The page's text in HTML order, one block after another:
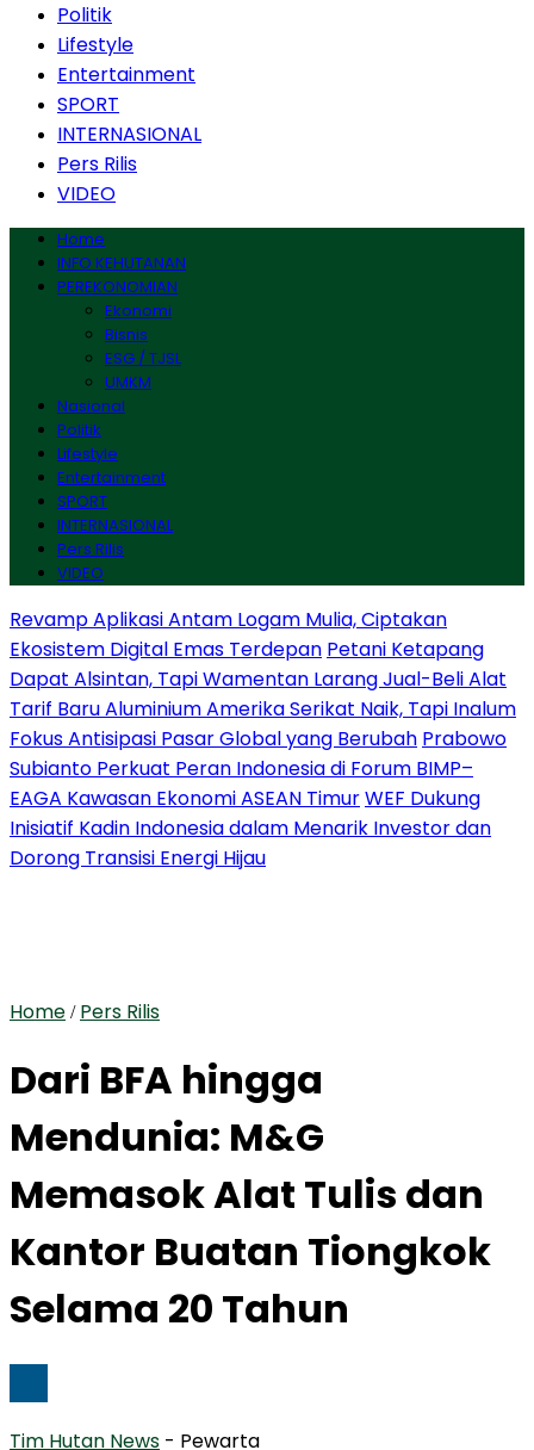
Politik
Lifestyle
Entertainment
SPORT
INTERNASIONAL
Pers Rilis
VIDEO
Home
INFO KEHUTANAN
PEREKONOMIAN
Ekonomi
Bisnis
ESG / TJSL
UMKM
Nasional
Politik
Lifestyle
Entertainment
SPORT
INTERNASIONAL
Pers Rilis
VIDEO
Revamp Aplikasi Antam Logam Mulia, Ciptakan
Ekosistem Digital Emas Terdepan Petani Ketapang
Dapat Alsintan, Tapi Wamentan Larang Jual-Beli Alat
Tarif Baru Aluminium Amerika Serikat Naik, Tapi Inalum
Fokus Antisipasi Pasar Global yang Berubah Prabowo
Subianto Perkuat Peran Indonesia di Forum BIMP–
EAGA Kawasan Ekonomi ASEAN TimurWEF Dukung
Inisiatif Kadin Indonesia dalam Menarik Investor dan
Dorong Transisi Energi Hijau
Home / Pers Rilis
Dari BFA hingga
Mendunia: M&G
Memasok Alat Tulis dan
Kantor Buatan Tiongkok
Selama 20 Tahun
Tim Hutan News - Pewarta